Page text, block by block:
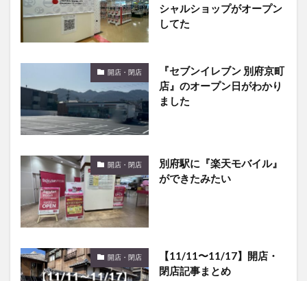
シャルショップがオープン
してた
開店・閉店
『セブンイレブン 別府京町
店』のオープン日がわかり
ました
開店・閉店
別府駅に『楽天モバイル』
ができたみたい
開店・閉店
【11/11〜11/17】開店・
閉店記事まとめ